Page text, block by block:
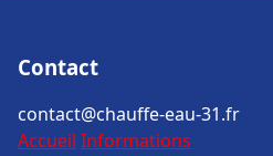
Contact
contact@chauffe-eau-31.fr
Accueil Informations